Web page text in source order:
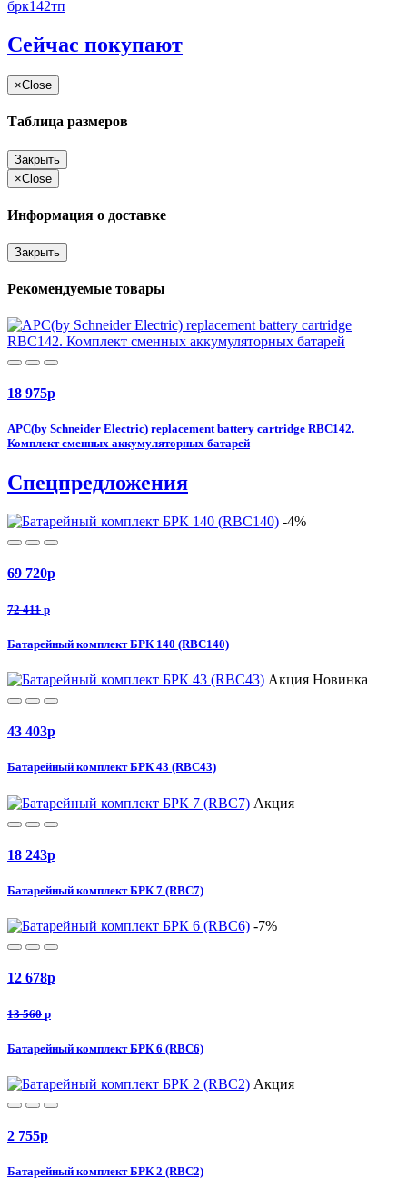
брк142тп
Сейчас покупают
×Close
Таблица размеров
Закрыть
×Close
Информация о доставке
Закрыть
Рекомендуемые товары
18 975p
APC(by Schneider Electric) replacement battery cartridge RBC142.
Комплект сменных аккумуляторных батарей
Спецпредложения
-4%
69 720p
72 411 p
Батарейный комплект БРК 140 (RBC140)
Акция Новинка
43 403p
Батарейный комплект БРК 43 (RBC43)
Акция
18 243p
Батарейный комплект БРК 7 (RBC7)
-7%
12 678p
13 560 p
Батарейный комплект БРК 6 (RBC6)
Акция
2 755p
Батарейный комплект БРК 2 (RBC2)